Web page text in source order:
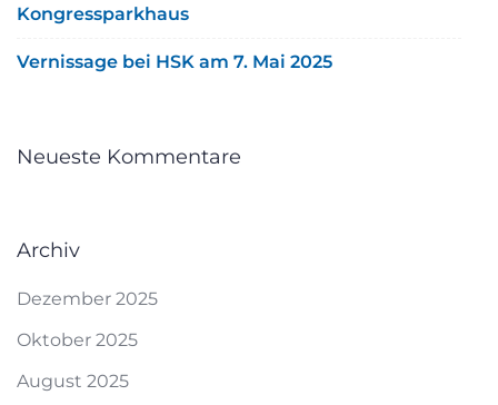
Kongressparkhaus
Vernissage bei HSK am 7. Mai 2025
Neueste Kommentare
Archiv
Dezember 2025
Oktober 2025
August 2025